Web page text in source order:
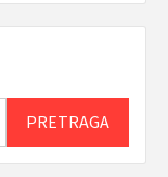
PRETRAGA